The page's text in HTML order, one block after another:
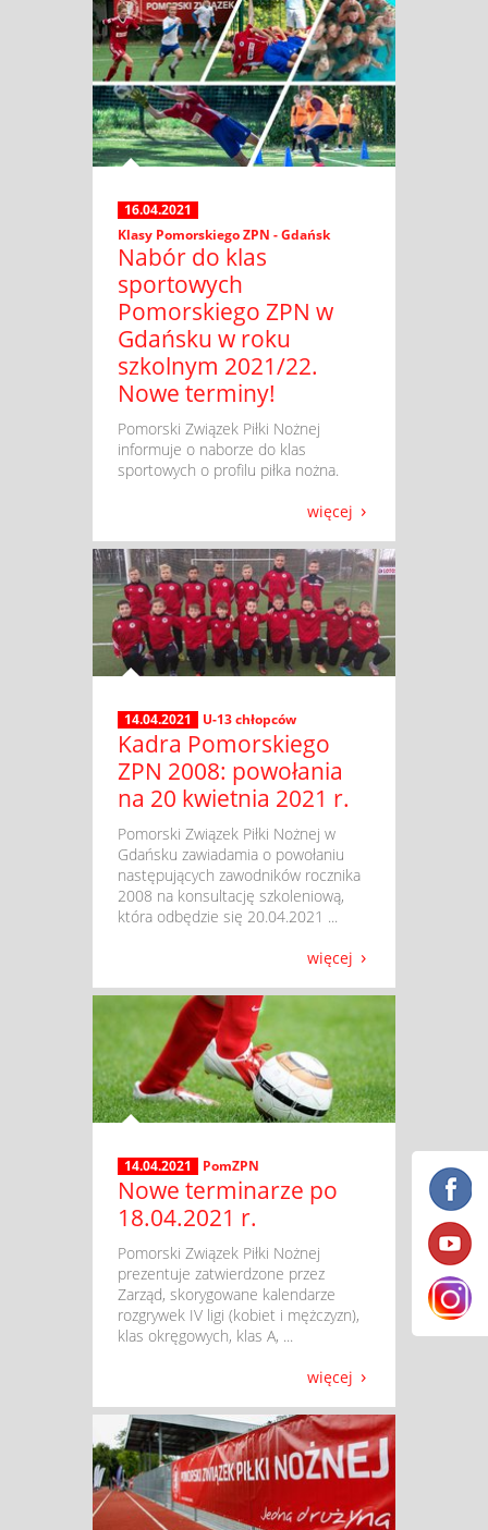
16.04.2021
Klasy Pomorskiego ZPN - Gdańsk
Nabór do klas
sportowych
Pomorskiego ZPN w
Gdańsku w roku
szkolnym 2021/22.
Nowe terminy!
​ Pomorski Związek Piłki Nożnej
informuje o naborze do klas
sportowych o profilu piłka nożna.
więcej
14.04.2021 U-13 chłopców
Kadra Pomorskiego
ZPN 2008: powołania
na 20 kwietnia 2021 r.
​ Pomorski Związek Piłki Nożnej w
Gdańsku zawiadamia o powołaniu
następujących zawodników rocznika
2008 na konsultację szkoleniową,
która odbędzie się 20.04.2021 ...
więcej
14.04.2021 PomZPN
Nowe terminarze po
18.04.2021 r.
​ Pomorski Związek Piłki Nożnej
prezentuje zatwierdzone przez
Zarząd, skorygowane kalendarze
rozgrywek IV ligi (kobiet i mężczyzn),
klas okręgowych, klas A, ...
więcej